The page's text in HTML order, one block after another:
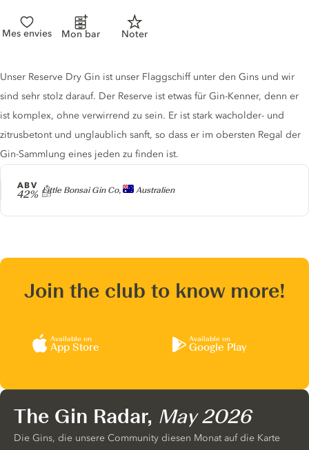
Mes envies Mon bar Noter
Producer
Little Bonsai Gin Co, Australien
ABV
42%
Gin description
Unser Reserve Dry Gin ist unser Flaggschiff unter den Gins und wir
sind sehr stolz darauf. Der Reserve ist etwas für Gin-Kenner, denn er
ist komplex, ohne verwirrend zu sein. Er ist stark wacholder- und
zitrusbetont und unglaublich sanft, so dass er im obersten Regal der
Gin-Sammlung eines jeden zu finden ist.
Join the club to know more!
Available on
App Store
Available on
Google Play
The Gin Radar, May 2026
Die Gins, die unsere Community diesen Monat auf die Karte